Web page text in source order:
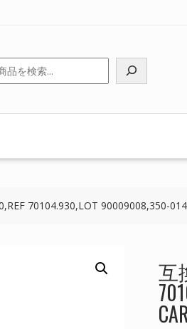
70104.930,LOT 90009008,350-
互